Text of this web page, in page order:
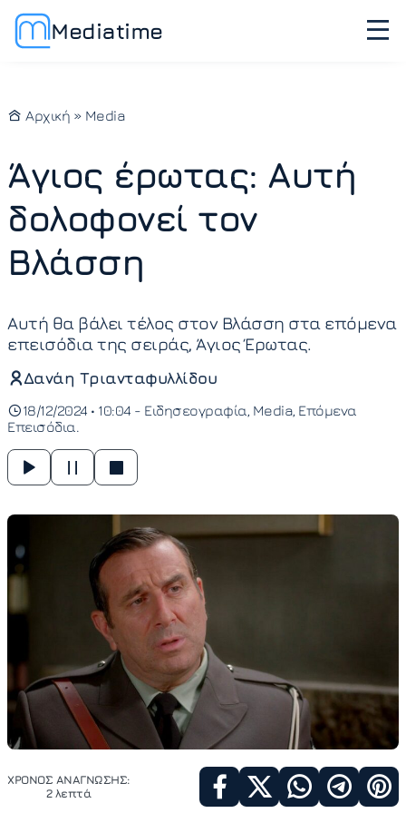
Mediatime
Αρχική » Media
Άγιος έρωτας: Αυτή
δολοφονεί τον
Βλάσση
Αυτή θα βάλει τέλος στον Βλάσση στα επόμενα
επεισόδια της σειράς, Άγιος Έρωτας.
Δανάη Τριανταφυλλίδου
18/12/2024 • 10:04 - Ειδησεογραφία Media Επόμενα
Επεισόδια
ΧΡΟΝΟΣ ΑΝΑΓΝΩΣΗΣ:
2 λεπτά